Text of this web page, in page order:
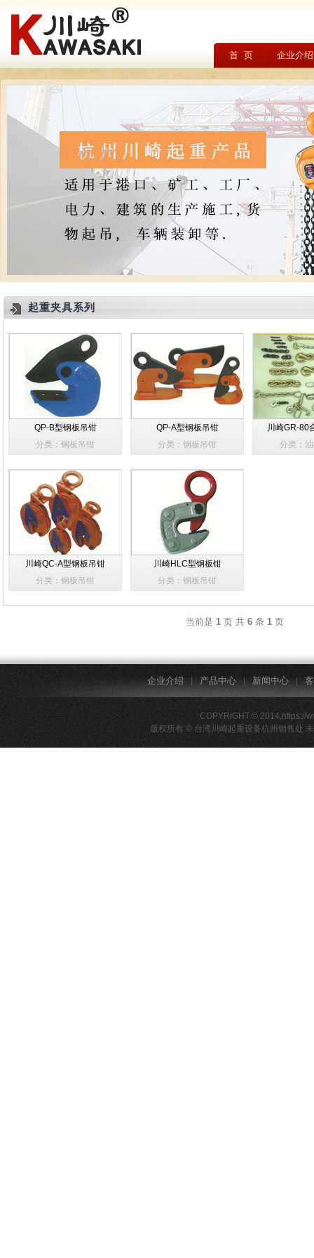
首 页 企业介绍
起重夹具系列
QP-B型钢板吊钳
分类：钢板吊钳
QP-A型钢板吊钳
分类：钢板吊钳
川崎GR-80
分类：
川崎QC-A型钢板吊钳
分类：钢板吊钳
川崎HLC型钢板钳
分类：钢板吊钳
当前是 1页 共 6条 1页
企业介绍 产品中心 新闻中心
COPYRIGHT © 2014,https://
版权所有 © 台湾川崎起重设备杭州销售处